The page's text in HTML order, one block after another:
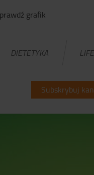
grafik
DIETETYKA
Subskrybuj